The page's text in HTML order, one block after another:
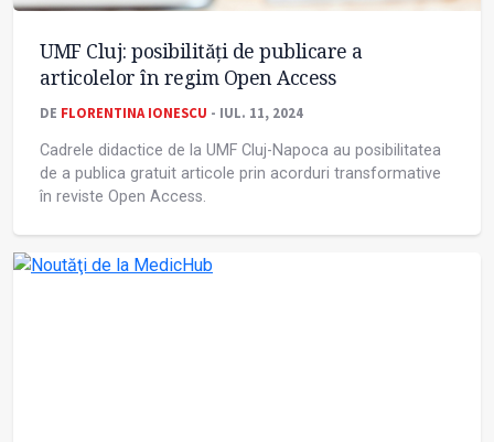
UMF Cluj: posibilități de publicare a
articolelor în regim Open Access
DE FLORENTINA IONESCU - IUL. 11, 2024
Cadrele didactice de la UMF Cluj-Napoca au posibilitatea
de a publica gratuit articole prin acorduri transformative
în reviste Open Access.